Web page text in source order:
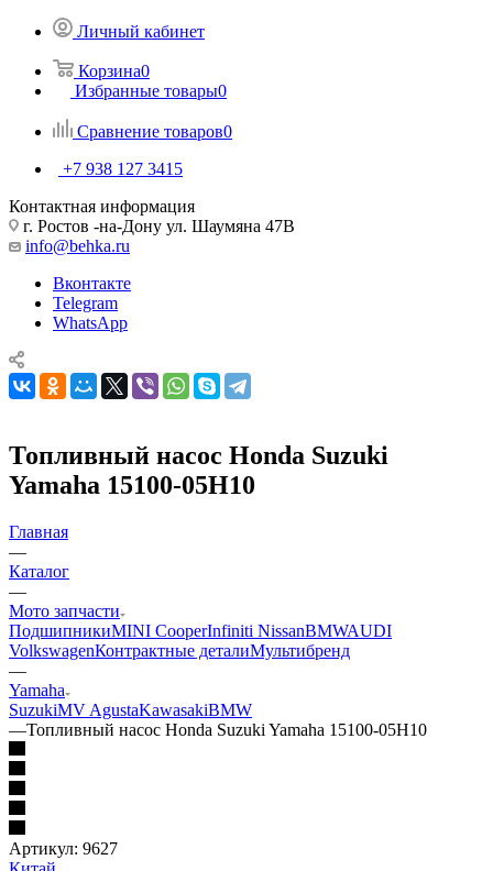
Личный кабинет
Корзина0
Избранные товары0
Сравнение товаров0
+7 938 127 3415
Контактная информация
г. Ростов -на-Дону ул. Шаумяна 47В
info@behka.ru
Вконтакте
Telegram
WhatsApp
Топливный насос Honda Suzuki
Yamaha 15100-05H10
Главная
—
Каталог
—
Мото запчасти
ПодшипникиMINI CooperInfiniti NissanBMWAUDI
VolkswagenКонтрактные деталиМультибренд
—
Yamaha
SuzukiMV AgustaKawasakiBMW
—Топливный насос Honda Suzuki Yamaha 15100-05H10
Артикул: 9627